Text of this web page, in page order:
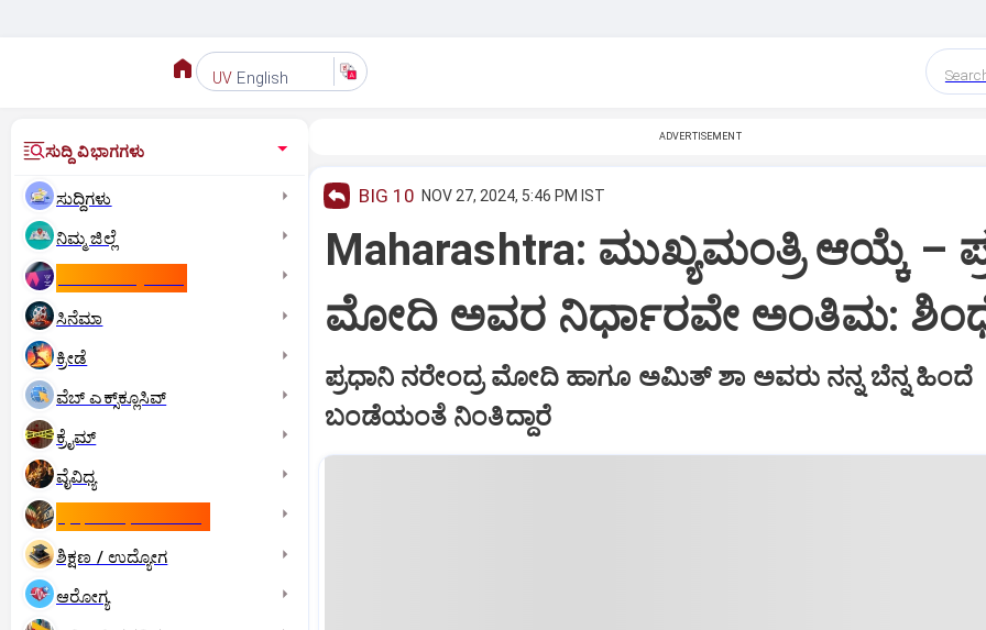
UV English
ಸುದ್ದಿ ವಿಭಾಗಗಳು
ಸುದ್ದಿಗಳು
ನಿಮ್ಮ ಜಿಲ್ಲೆ
ಸಿನೆಮಾ
ಕ್ರೀಡೆ
ವೆಬ್ ಎಕ್ಸ್‌ಕ್ಲೂಸಿವ್
ಕ್ರೈಮ್
ವೈವಿಧ್ಯ
ಶಿಕ್ಷಣ / ಉದ್ಯೋಗ
ಆರೋಗ್ಯ
ADVERTISEMENT
BIG 10 NOV 27, 2024, 5:46 PM IST
Maharashtra: ಮುಖ್ಯಮಂತ್ರಿ ಆಯ್ಕೆ –
ಮೋದಿ ಅವರ ನಿರ್ಧಾರವೇ ಅಂತಿಮ:
ಪ್ರಧಾನಿ ನರೇಂದ್ರ ಮೋದಿ ಹಾಗೂ ಅಮಿತ್‌ ಶಾ ಅವರು ನನ್ನ ಬೆನ್ನ ಹಿಂದೆ
ಬಂಡೆಯಂತೆ ನಿಂತಿದ್ದಾರೆ